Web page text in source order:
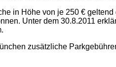
in Höhe von je 250 €
Unter dem 30.8.2011
zusätzliche